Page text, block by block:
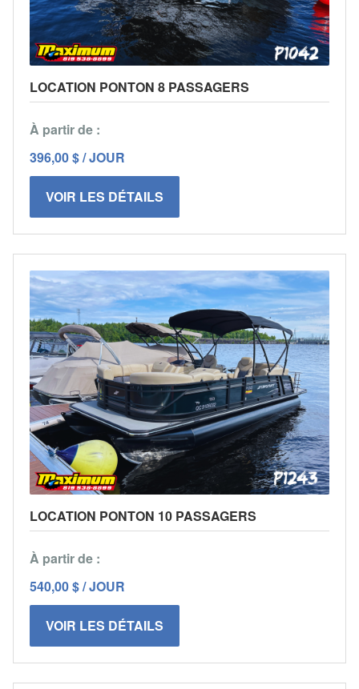
LOCATION PONTON 8 PASSAGERS
À partir de :
396,00 $ / JOUR
VOIR LES DÉTAILS
LOCATION PONTON 10 PASSAGERS
À partir de :
540,00 $ / JOUR
VOIR LES DÉTAILS